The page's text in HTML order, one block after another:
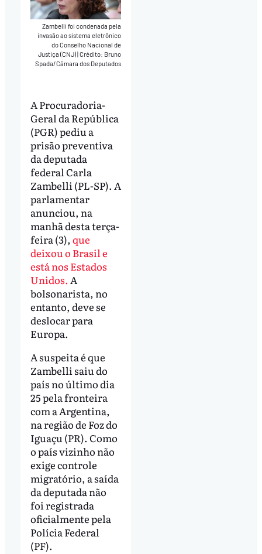
Zambelli foi condenada pela
invasão ao sistema eletrônico
do Conselho Nacional de
Justiça (CNJ)|Crédito: Bruno
Spada/Câmara dos Deputados
A Procuradoria-
Geral da República
(PGR) pediu a
prisão preventiva
da deputada
federal Carla
Zambelli (PL-SP). A
parlamentar
anunciou, na
manhã desta terça-
feira (3), que
deixou o Brasil e
está nos Estados
Unidos. A
bolsonarista, no
entanto, deve se
deslocar para
Europa.
A suspeita é que
Zambelli saiu do
país no último dia
25 pela fronteira
com a Argentina,
na região de Foz do
Iguaçu (PR). Como
o país vizinho não
exige controle
migratório, a saída
da deputada não
foi registrada
oficialmente pela
Polícia Federal
(PF).